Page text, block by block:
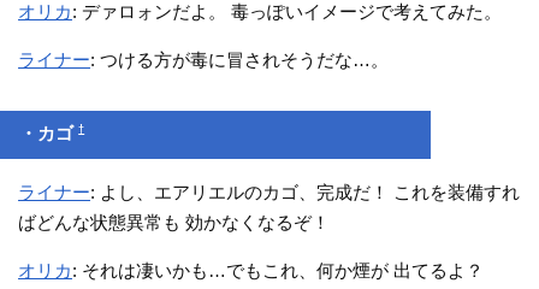
オリカ: デァロォンだよ。 毒っぽいイメージで考えてみた。
ライナー: つける方が毒に冒されそうだな…。
・カゴ†
ライナー: よし、エアリエルのカゴ、完成だ！ これを装備すれ
ばどんな状態異常も 効かなくなるぞ！
オリカ: それは凄いかも…でもこれ、何か煙が 出てるよ？